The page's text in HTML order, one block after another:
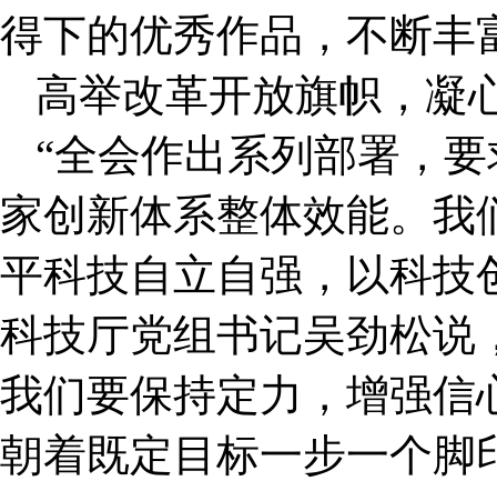
得下的优秀作品，不断丰
高举改革开放旗帜，凝
“全会作出系列部署，
家创新体系整体效能。
平科技自立自强，以科技
科技厅党组书记吴劲松说
我们要保持定力，增强信
朝着既定目标一步一个脚